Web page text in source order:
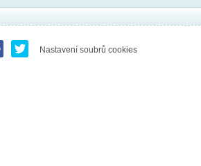
Nastavení soubrů cookies